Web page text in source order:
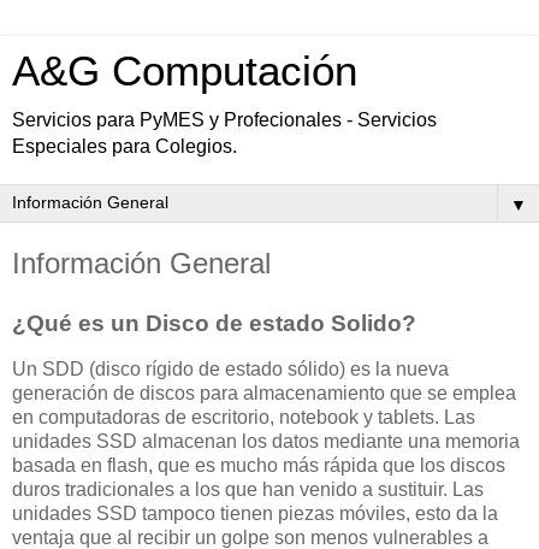
A&G Computación
Servicios para PyMES y Profecionales - Servicios
Especiales para Colegios.
▼
Información General
¿Qué es un Disco de estado Solido?
Un SDD (disco rígido de estado sólido) es la nueva
generación de discos para almacenamiento que se emplea
en computadoras de escritorio, notebook y tablets. Las
unidades SSD almacenan los datos mediante una memoria
basada en flash, que es mucho más rápida que los discos
duros tradicionales a los que han venido a sustituir. Las
unidades SSD tampoco tienen piezas móviles, esto da la
ventaja que al recibir un golpe son menos vulnerables a